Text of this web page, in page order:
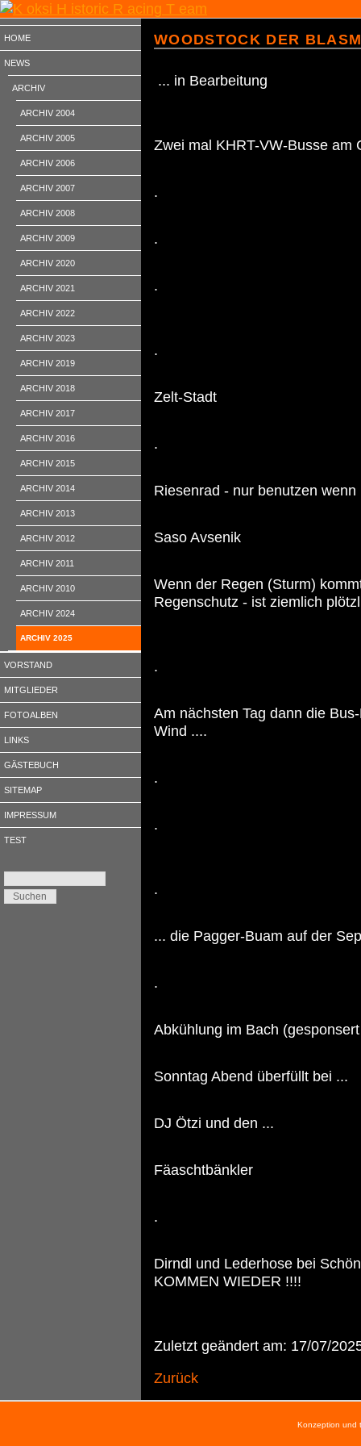
HOME
NEWS
ARCHIV
ARCHIV 2004
ARCHIV 2005
ARCHIV 2006
ARCHIV 2007
ARCHIV 2008
ARCHIV 2009
ARCHIV 2020
ARCHIV 2021
ARCHIV 2022
ARCHIV 2023
ARCHIV 2019
ARCHIV 2018
ARCHIV 2017
ARCHIV 2016
ARCHIV 2015
ARCHIV 2014
ARCHIV 2013
ARCHIV 2012
ARCHIV 2011
ARCHIV 2010
ARCHIV 2024
ARCHIV 2025
VORSTAND
MITGLIEDER
FOTOALBEN
LINKS
GÄSTEBUCH
SITEMAP
IMPRESSUM
TEST
WOODSTOCK DER
... in Bearbeitung
Zwei mal KHRT-VW-Busse am
.
.
.
.
Zelt-Stadt
.
Riesenrad - nur benutzen
Saso Avsenik
Wenn der Regen (Sturm)
Regenschutz - ist ziemlich
.
Am nächsten Tag dann die
Wind ....
.
.
.
... die Pagger-Buam auf der
.
Abkühlung im Bach
Sonntag Abend überfüllt bei ...
DJ Ötzi und den ...
Fäaschtbänkler
.
Dirndl und Lederhose bei
KOMMEN WIEDER !!!!
Zuletzt geändert am: 17/07/
Zurück
Konzeption und